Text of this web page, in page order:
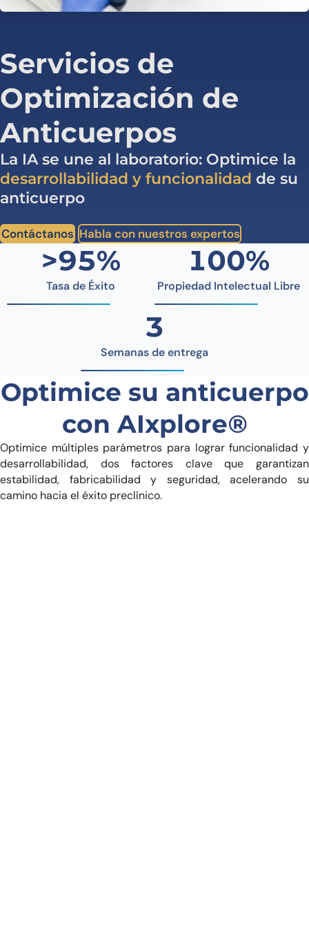
Servicios de
Optimización de
Anticuerpos
La IA se une al laboratorio: Optimice la
desarrollabilidad y funcionalidad de su
anticuerpo
Contáctanos Habla con nuestros expertos
>95%
Tasa de Éxito
100%
Propiedad Intelectual Libre
3
Semanas de entrega
Optimice su anticuerpo
con AIxplore®
Optimice múltiples parámetros para lograr funcionalidad y
desarrollabilidad, dos factores clave que garantizan
estabilidad, fabricabilidad y seguridad, acelerando su
camino hacia el éxito preclínico.